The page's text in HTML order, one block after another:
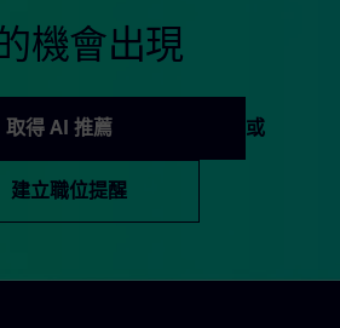
機會出現
取得 AI 推薦 或
建立職位提醒